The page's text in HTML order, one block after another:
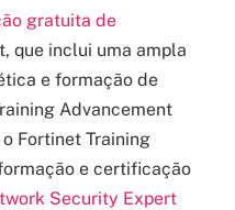
gratuita de
que inclui uma ampla
e formação de
Advancement
Fortinet Training
e certificação
Security Expert